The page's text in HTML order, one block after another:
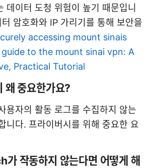
데이터 도청 위험이 높기 때문입니
암호화와 IP 가리기를 통해 보안을
accessing mount sinais
to the mount sinai vpn: A
Practical Tutorial
왜 중요한가요?
용자의 활동 로그를 수집하지 않는
니다. 프라이버시를 위해 중요한 요
작동하지 않는다면 어떻게 해